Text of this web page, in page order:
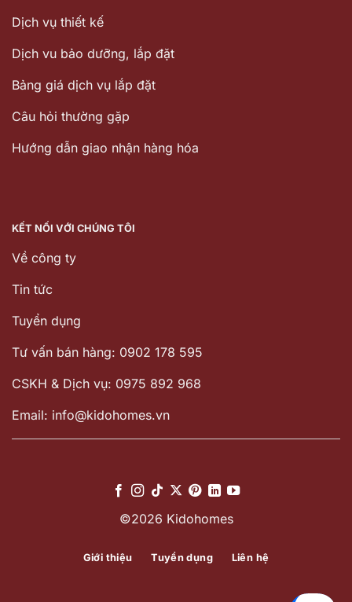
Dịch vụ thiết kế
Dịch vu bảo dưỡng, lắp đặt
Bảng giá dịch vụ lắp đặt
Câu hỏi thường gặp
Hướng dẫn giao nhận hàng hóa
KẾT NỐI VỚI CHÚNG TÔI
Về công ty
Tin tức
Tuyển dụng
Tư vấn bán hàng: 0902 178 595
CSKH & Dịch vụ: 0975 892 968
Email: info@kidohomes.vn
©2026 Kidohomes
Giới thiệu Tuyển dụng Liên hệ